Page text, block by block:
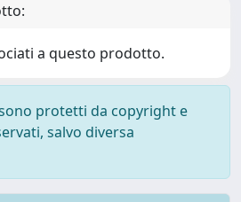
a questo prodotto.
protetti da copyright e
salvo diversa